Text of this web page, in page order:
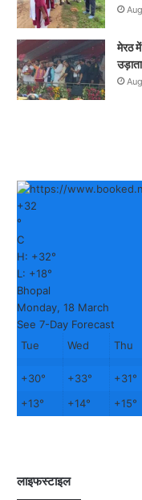
मेरठ में
+32
°
C
H: +32°
L: +18°
Bhopal
Monday, 18 March
See 7-Day Forecast
Tue
Wed Thu
+30° +33° +31°
+13° +14° +15°
लाइफस्टाइल